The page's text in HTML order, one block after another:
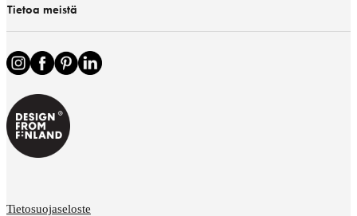
Tietoa meistä
Tietosuojaseloste